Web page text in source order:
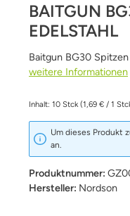
BAITGUN
EDELSTAHL
Baitgun BG30
weitere Informationen
Inhalt: 10 Stck(1,69 € / 1
Um dieses Produkt
an.
Produktnummer:
Hersteller: Nordson